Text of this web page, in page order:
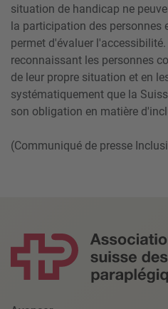
situation de handicap ne
la participation des personnes
permet d'évaluer l'accessibilité.
reconnaissant les personnes
de leur propre situation et en
systématiquement que la
son obligation en matière
(Communiqué de presse